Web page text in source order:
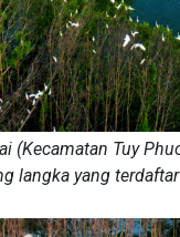
(Kecamatan Tuy
langka yang